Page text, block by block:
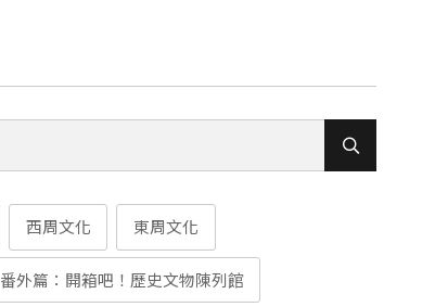
西周文化 東周文化
番外篇：開箱吧！歷史文物陳列館